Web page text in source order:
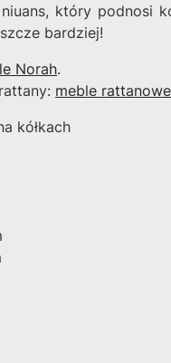
który podnosi
bardziej!
Norah.
meble rattanowe
kółkach